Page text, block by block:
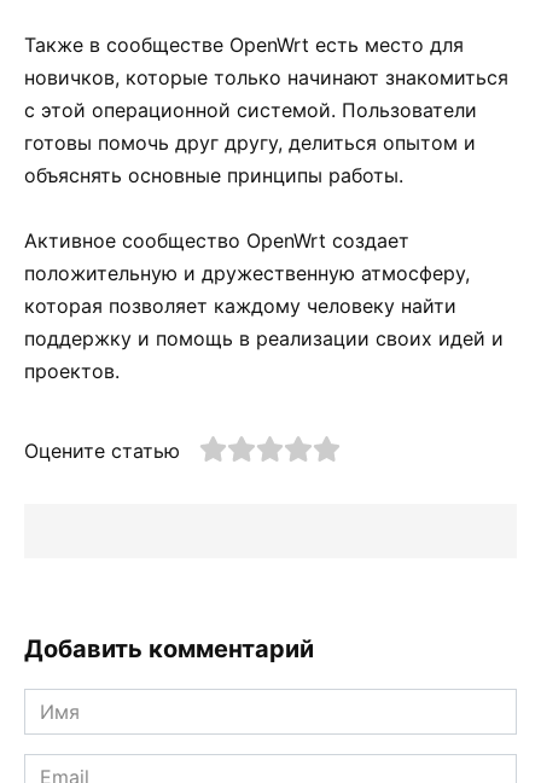
Также в сообществе OpenWrt есть место для
новичков, которые только начинают знакомиться
с этой операционной системой. Пользователи
готовы помочь друг другу, делиться опытом и
объяснять основные принципы работы.
Активное сообщество OpenWrt создает
положительную и дружественную атмосферу,
которая позволяет каждому человеку найти
поддержку и помощь в реализации своих идей и
проектов.
Оцените статью
Добавить комментарий
Имя
*
Email